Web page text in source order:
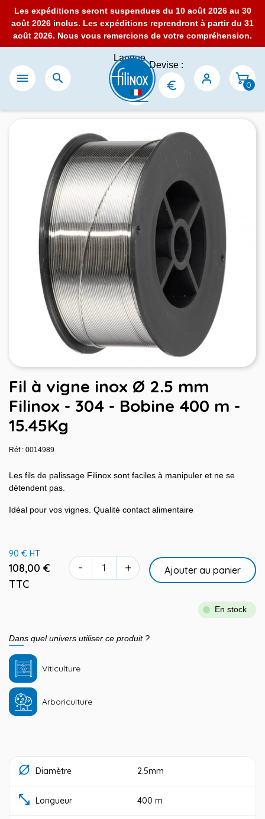
Les expéditions seront suspendues du 10 août 2026 au 30
août 2026 inclus. Les expéditions reprendront à partir du 31
août 2026. Nous vous remercions de votre compréhension.
 
Langue
:
Devise :
0
Fil à vigne inox Ø 2.5 mm
Filinox - 304 - Bobine 400 m -
15.45Kg
Réf : 0014989
Les fils de palissage Filinox sont faciles à manipuler et ne se
détendent pas.
Idéal pour vos vignes. Qualité contact alimentaire
90 € HT
108,00 €
TTC
- + Ajouter au panier
En stock
Dans quel univers utiliser ce produit ?
Viticulture
Arboriculture
Diamètre 2.5mm
Longueur 400 m